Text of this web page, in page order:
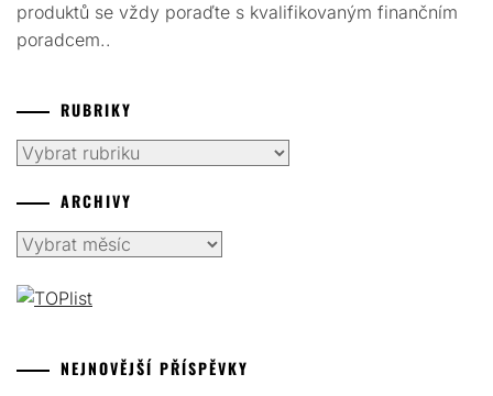
produktů se vždy poraďte s kvalifikovaným finančním
poradcem..
RUBRIKY
Rubriky
ARCHIVY
Archivy
NEJNOVĚJŠÍ PŘÍSPĚVKY